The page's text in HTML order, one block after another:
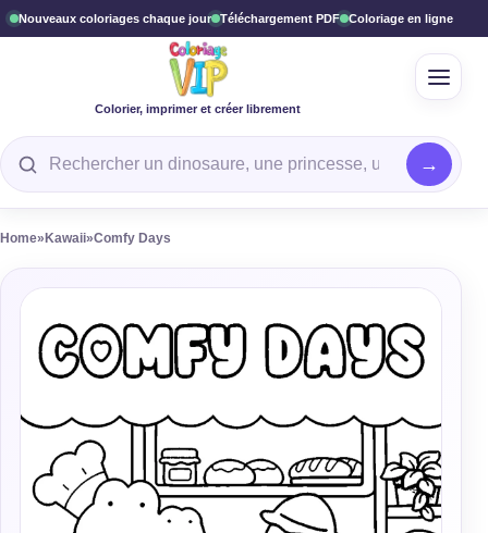
Nouveaux coloriages chaque jour Téléchargement PDF Coloriage en ligne
Colorier, imprimer et créer librement
Rechercher un coloriage
Home» Kawaii»Comfy Days